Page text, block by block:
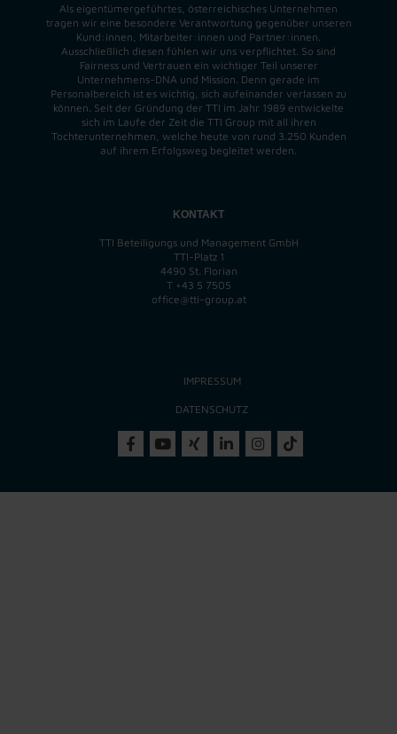
Als eigentümergeführtes, österreichisches Unternehmen
tragen wir eine besondere Verantwortung gegenüber unseren
Kund:innen, Mitarbeiter:innen und Partner:innen.
Ausschließlich diesen fühlen wir uns verpflichtet. So sind
Fairness und Vertrauen ein wichtiger Teil unserer
Unternehmens-DNA und Mission . Denn gerade im
Personalbereich ist es wichtig, sich aufeinander verlassen zu
können. Seit der Gründung der TTI im Jahr 1989 entwickelte
sich im Laufe der Zeit die TTI Group mit all ihren
Tochterunternehmen, welche heute von rund 3.250 Kunden
auf ihrem Erfolgsweg begleitet werden.
KONTAKT
TTI Beteiligungs und Management GmbH
TTI-Platz 1
4490 St. Florian
T +43 5 7505
office@tti-group.at
IMPRESSUM
DATENSCHUTZ